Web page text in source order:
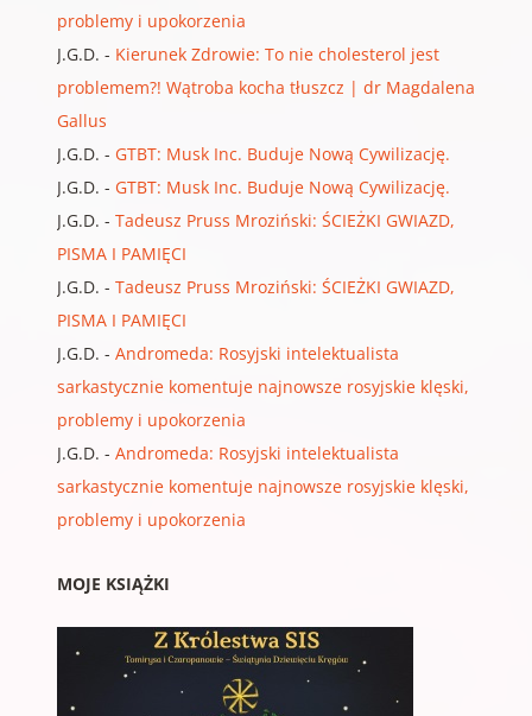
problemy i upokorzenia
J.G.D. - Kierunek Zdrowie: To nie cholesterol jest
problemem?! Wątroba kocha tłuszcz | dr Magdalena
Gallus
J.G.D. - GTBT: Musk Inc. Buduje Nową Cywilizację.
J.G.D. - GTBT: Musk Inc. Buduje Nową Cywilizację.
J.G.D. - Tadeusz Pruss Mroziński: ŚCIEŻKI GWIAZD,
PISMA I PAMIĘCI
J.G.D. - Tadeusz Pruss Mroziński: ŚCIEŻKI GWIAZD,
PISMA I PAMIĘCI
J.G.D. - Andromeda: Rosyjski intelektualista
sarkastycznie komentuje najnowsze rosyjskie klęski,
problemy i upokorzenia
J.G.D. - Andromeda: Rosyjski intelektualista
sarkastycznie komentuje najnowsze rosyjskie klęski,
problemy i upokorzenia
MOJE KSIĄŻKI